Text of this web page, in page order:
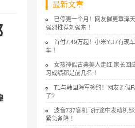
最新文章
已停更一个月！网友催更章泽天
强烈推荐刘强东 ！
首付7.49万起！小米YU7有现
车 ！
女孩神似古典美人走红 家长回
习成绩都是前几名 ！
T1与韩国海军签约！网友调侃
了?
波音737客机飞行途中发动机
紧急备降 ！